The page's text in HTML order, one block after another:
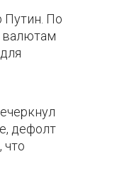
Путин. По
валютам
дефолт
что